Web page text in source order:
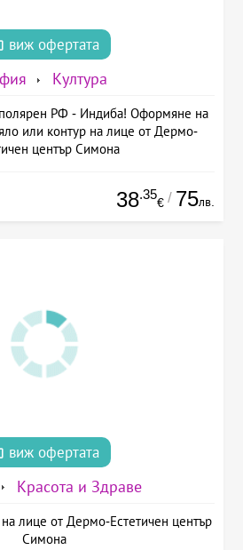
виж офертата
Култура
РФ - Индиба! Оформяне на
или контур на лице от Дермо-
център Симона
38.35
€ / 75лв.
виж офертата
Красота и Здраве
лице от Дермо-Естетичен център
Симона